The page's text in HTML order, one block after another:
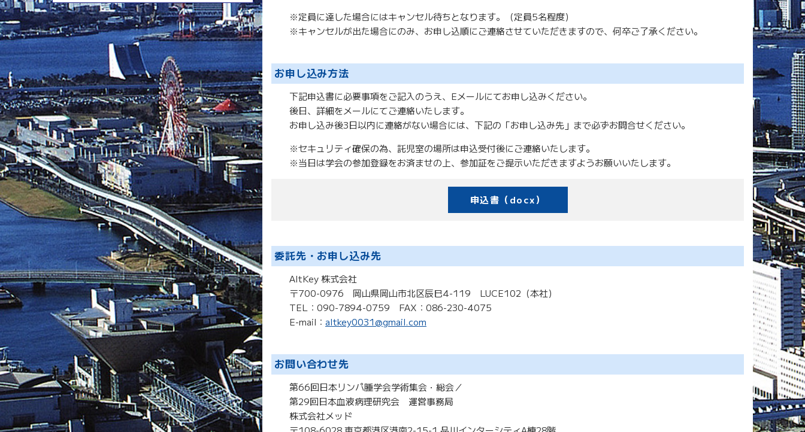
※定員に達した場合にはキャンセル待ちとなります。（定員5名程度）
※キャンセルが出た場合にのみ、お申し込順にご連絡させていただきますので、何卒ご了承ください。
お申し込み方法
下記申込書に必要事項をご記入のうえ、Eメールにてお申し込みください。
後日、詳細をメールにてご連絡いたします。
お申し込み後3日以内に連絡がない場合には、下記の「お申し込み先」まで必ずお問合せください。
※セキュリティ確保の為、託児室の場所は申込受付後にご連絡いたします。
※当日は学会の参加登録をお済ませの上、参加証をご提示いただきますようお願いいたします。
申込書（docx）
委託先・お申し込み先
AltKey 株式会社
〒700-0976 岡山県岡山市北区辰巳4-119 LUCE102（本社）
TEL：090-7894-0759 FAX：086-230-4075
E-mail： altkey0031@gmail.com
お問い合わせ先
第66回日本リンパ腫学会学術集会・総会／
第29回日本血液病理研究会 運営事務局
株式会社メッド